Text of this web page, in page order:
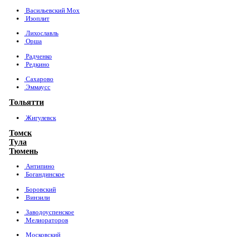
Васильевский Мох
Изоплит
Лихославль
Орша
Радченко
Редкино
Сахарово
Эммаусс
Тольятти
Жигулевск
Томск
Тула
Тюмень
Антипино
Богандинское
Боровский
Винзили
Заводоуспенское
Мелиораторов
Московский